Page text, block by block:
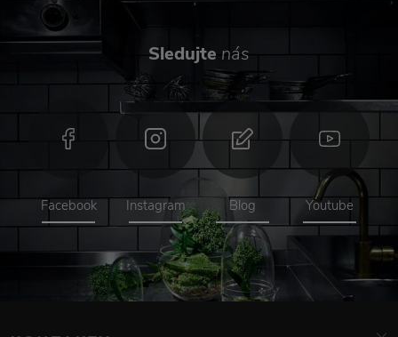
Sledujte nás
Facebook Instagram Blog Youtube